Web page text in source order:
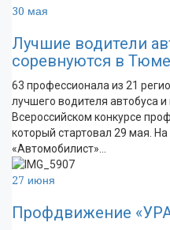
30 мая
Лучшие водители
соревнуются в
63 профессионала из 21
лучшего водителя автобуса
Всероссийском конкурсе
который стартовал 29 мая.
«Автомобилист»…
27 июня
Профдвижение